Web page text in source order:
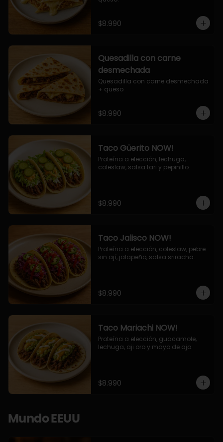
$8.990
Quesadilla con carne
desmechada
Quesadilla con carne desmechada
+ queso
$8.990
Taco Güerito NOW!
Proteína a elección, lechuga,
coleslaw, salsa tari y pepinillo.
$8.990
Taco Jalisco NOW!
Proteína a elección, coleslaw, pebre
sin ají, jalapeño, salsa sriracha.
$8.990
Taco Mariachi NOW!
Proteína a elección, guacamole,
lechuga, aji oro y mayo de ajo.
$8.990
Mundo EEUU